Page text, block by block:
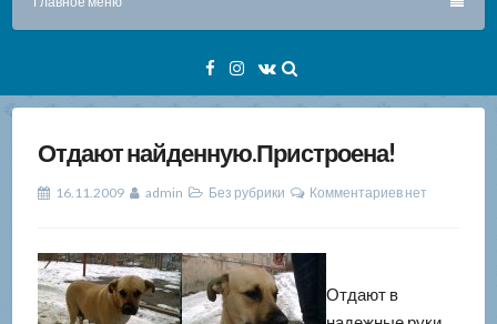
Facebook
Instagram
VK
Отдают найденную.Пристроена!
16.11.2009 admin Без рубрики Комментариев нет
Отдают в